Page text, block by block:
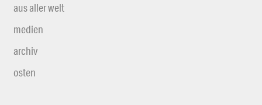
aus aller welt
medien
archiv
osten